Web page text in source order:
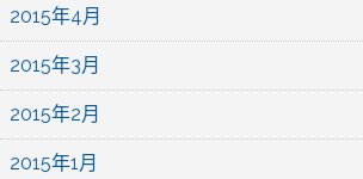
2015年4月
2015年3月
2015年2月
2015年1月